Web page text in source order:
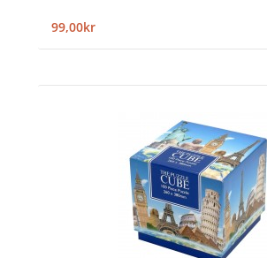
99,00kr